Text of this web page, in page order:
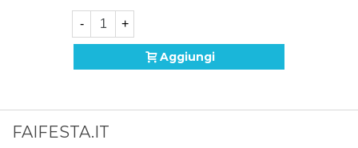
- +
Aggiungi
FAIFESTA.IT